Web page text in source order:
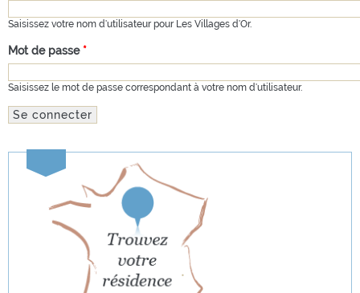
Saisissez votre nom d'utilisateur pour Les Villages d'Or.
Mot de passe *
Saisissez le mot de passe correspondant à votre nom d'utilisateur.